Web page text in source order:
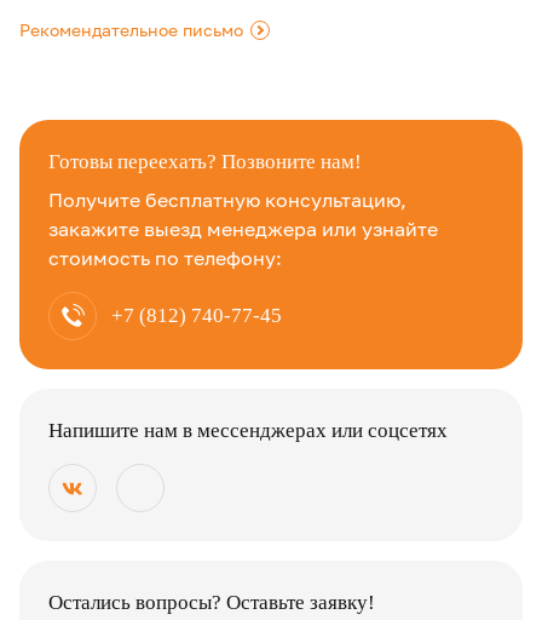
Рекомендательное письмо .
Готовы переехать? Позвоните нам!
Получите бесплатную консультацию,
закажите выезд менеджера или узнайте
стоимость по телефону:
+7 (812) 740-77-45
Напишите нам в мессенджерах или соцсетях
Остались вопросы? Оставьте заявку!